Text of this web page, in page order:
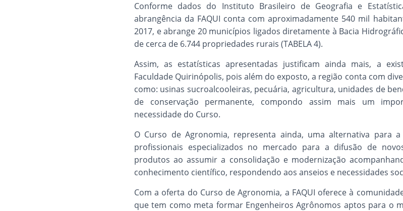
Conforme dados do Instituto Brasileiro de Geografia e
abrangência da FAQUI conta com aproximadamente 540 mil
2017, e abrange 20 municípios ligados diretamente à Bacia
de cerca de 6.744 propriedades rurais (TABELA 4).
Assim, as estatísticas apresentadas justificam ainda mais, a
Faculdade Quirinópolis, pois além do exposto, a região conta com
como: usinas sucroalcooleiras, pecuária, agricultura, unidades de
de conservação permanente, compondo assim mais um
necessidade do Curso.
O Curso de Agronomia, representa ainda, uma alternativa para
profissionais especializados no mercado para a difusão de
produtos ao assumir a consolidação e modernização
conhecimento científico, respondendo aos anseios e necessidades
Com a oferta do Curso de Agronomia, a FAQUI oferece à
que tem como meta formar Engenheiros Agrônomos aptos para o